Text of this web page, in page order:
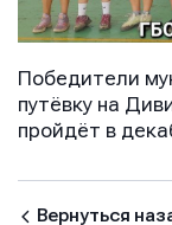
Победители
путёвку на
пройдёт в
Вернуться